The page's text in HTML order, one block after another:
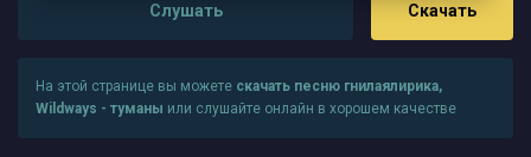
Слушать Скачать
На этой странице вы можете скачать песню гнилаялирика,
Wildways - туманы или слушайте онлайн в хорошем качестве